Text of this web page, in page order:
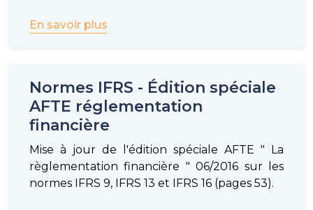
En savoir plus
Normes IFRS - Édition spéciale
AFTE réglementation
financière
Mise à jour de l'édition spéciale AFTE " La
règlementation financière " 06/2016 sur les
normes IFRS 9, IFRS 13 et IFRS 16 (pages 53).